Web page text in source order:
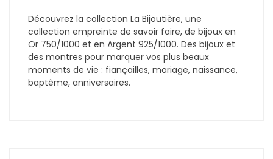
Découvrez la collection La Bijoutière, une
collection empreinte de savoir faire, de bijoux en
Or 750/1000 et en Argent 925/1000. Des bijoux et
des montres pour marquer vos plus beaux
moments de vie : fiançailles, mariage, naissance,
baptême, anniversaires.